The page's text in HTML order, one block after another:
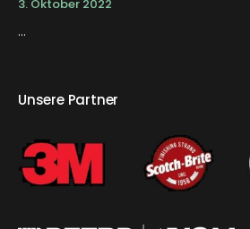
3. Oktober 2022
...
Unsere Partner